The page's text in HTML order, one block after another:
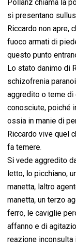
Pollanz chiama la
si presentano
Riccardo non apre,
fuoco armati di
questo punto
Lo stato danimo
schizofrenia
aggredito o teme
conosciute, poiché
ossia in manie di
Riccardo vive quel
fa temere.
Si vede aggredito
letto, lo picchiano,
manetta, laltro
manetta, un terzo
ferro, le caviglie
affanno e di
reazione inconsulta